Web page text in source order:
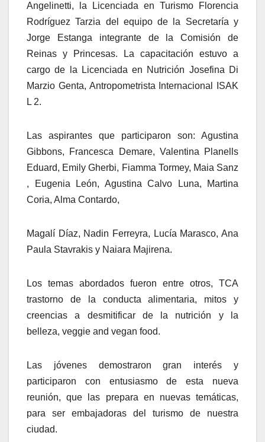
Angelinetti, la Licenciada en Turismo Florencia
Rodríguez Tarzia del equipo de la Secretaría y
Jorge Estanga integrante de la Comisión de
Reinas y Princesas. La capacitación estuvo a
cargo de la Licenciada en Nutrición Josefina Di
Marzio Genta, Antropometrista Internacional ISAK
L 2.
Las aspirantes que participaron son: Agustina
Gibbons, Francesca Demare, Valentina Planells
Eduard, Emily Gherbi, Fiamma Tormey, Maia Sanz
, Eugenia León, Agustina Calvo Luna, Martina
Coria, Alma Contardo,
Magalí Díaz, Nadin Ferreyra, Lucía Marasco, Ana
Paula Stavrakis y Naiara Majirena.
Los temas abordados fueron entre otros, TCA
trastorno de la conducta alimentaria, mitos y
creencias a desmitificar de la nutrición y la
belleza, veggie and vegan food.
Las jóvenes demostraron gran interés y
participaron con entusiasmo de esta nueva
reunión, que las prepara en nuevas temáticas,
para ser embajadoras del turismo de nuestra
ciudad.